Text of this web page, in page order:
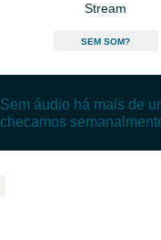
Stream
SEM SOM?
Sem áudio há mais de
checamos